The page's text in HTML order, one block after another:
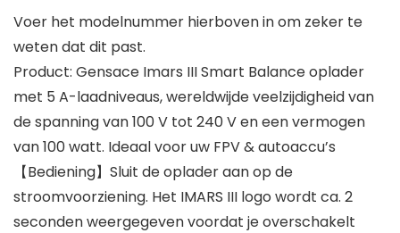
Voer het modelnummer hierboven in om zeker te
weten dat dit past.
Product: Gensace Imars III Smart Balance oplader
met 5 A-laadniveaus, wereldwijde veelzijdigheid van
de spanning van 100 V tot 240 V en een vermogen
van 100 watt. Ideaal voor uw FPV & autoaccu’s
【Bediening】Sluit de oplader aan op de
stroomvoorziening. Het IMARS III logo wordt ca. 2
seconden weergegeven voordat je overschakelt